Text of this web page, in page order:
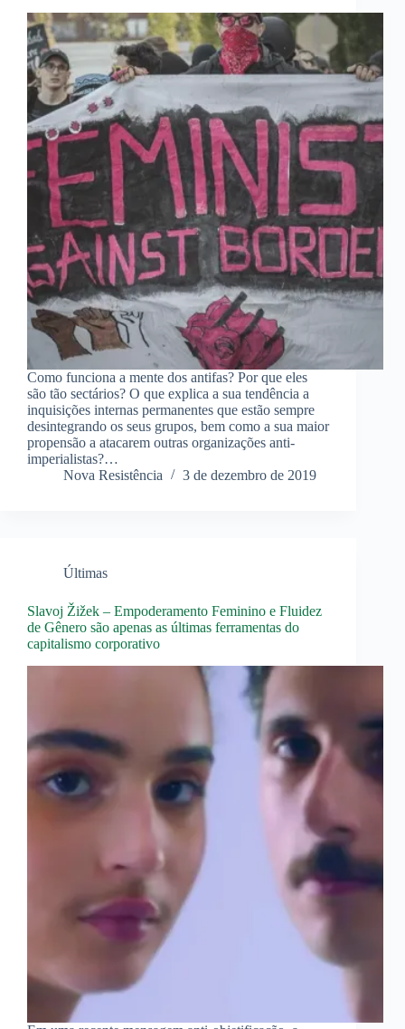
Como funciona a mente dos antifas? Por que eles
são tão sectários? O que explica a sua tendência a
inquisições internas permanentes que estão sempre
desintegrando os seus grupos, bem como a sua maior
propensão a atacarem outras organizações anti-
imperialistas?…
Nova Resistência
3 de dezembro de 2019
Últimas
Slavoj Žižek – Empoderamento Feminino e Fluidez
de Gênero são apenas as últimas ferramentas do
capitalismo corporativo